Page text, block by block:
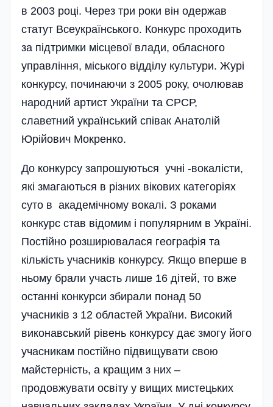
в 2003 році. Через три роки він одержав
статут Всеукраїнського. Конкурс проходить
за підтримки місцевої влади, обласного
управління, міського відділу культури. Журі
конкурсу, починаючи з 2005 року, очолював
народний артист України та СРСР,
славетний український співак Анатолій
Юрійович Мокренко.
До конкурсу запрошуються учні -вокалісти,
які змагаються в різних вікових категоріях
суто в академічному вокалі. З роками
конкурс став відомим і популярним в Україні.
Постійно розширювалася географія та
кількість учасників конкурсу. Якщо вперше в
ньому брали участь лише 16 дітей, то вже
останні конкурси збирали понад 50
учасників з 12 областей України. Високий
виконавський рівень конкурсу дає змогу його
учасникам постійно підвищувати свою
майстерність, а кращим з них –
продовжувати освіту у вищих мистецьких